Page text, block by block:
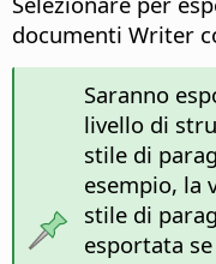
documenti Writer
Saranno
livello di
stile di
esempio, la
stile di
esportata